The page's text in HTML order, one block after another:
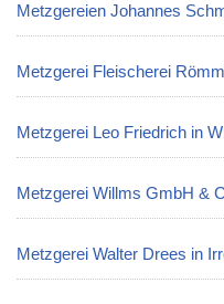
Metzgereien Johannes
Metzgerei Fleischerei
Metzgerei Leo Friedrich in
Metzgerei Willms GmbH &
Metzgerei Walter Drees in